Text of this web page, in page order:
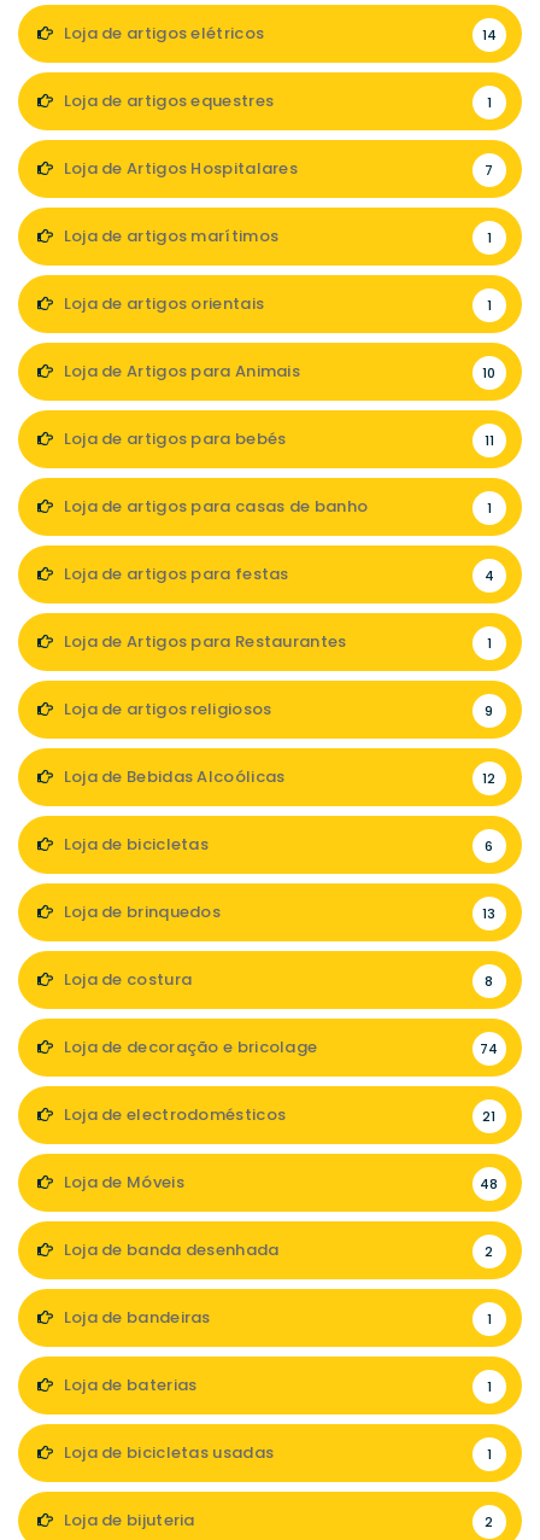
Loja de artigos elétricos 14
Loja de artigos equestres 1
Loja de Artigos Hospitalares 7
Loja de artigos marítimos 1
Loja de artigos orientais 1
Loja de Artigos para Animais 10
Loja de artigos para bebés 11
Loja de artigos para casas de banho 1
Loja de artigos para festas 4
Loja de Artigos para Restaurantes 1
Loja de artigos religiosos 9
Loja de Bebidas Alcoólicas 12
Loja de bicicletas 6
Loja de brinquedos 13
Loja de costura 8
Loja de decoração e bricolage 74
Loja de electrodomésticos 21
Loja de Móveis 48
Loja de banda desenhada 2
Loja de bandeiras 1
Loja de baterias 1
Loja de bicicletas usadas 1
Loja de bijuteria 2